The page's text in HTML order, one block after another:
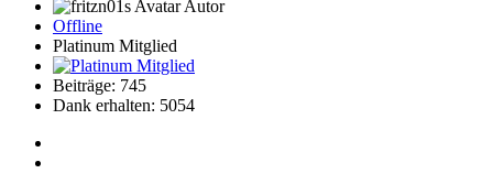
Autor
Offline
Platinum Mitglied
Beiträge: 745
Dank erhalten: 5054